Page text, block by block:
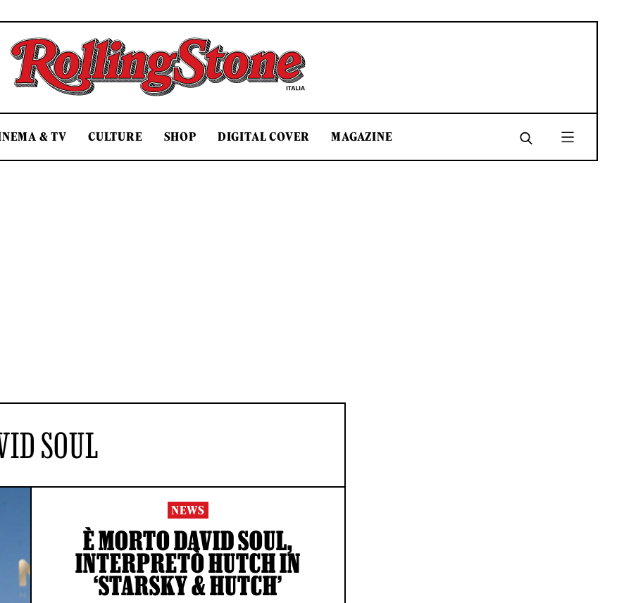
Rolling Stone Italia
& TV CULTURE SHOP DIGITAL COVER MAGAZINE
SOUL
NEWS
È MORTO DAVID SOUL,
INTERPRETÒ HUTCH IN
‘STARSKY & HUTCH’